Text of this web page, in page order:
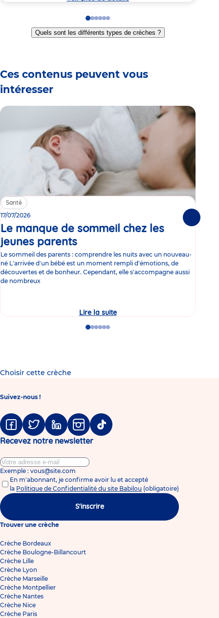
Go
to
slide
Go
to
slide
Go
to
slide
Go
to
slide
Go
to
slide
Go
to
slide
Quels sont les différents types de crèches ?
Ces contenus peuvent vous
intéresser
Santé
17/07/2026
Le manque de sommeil chez les
jeunes parents
Le sommeil des parents : comprendre les nuits avec un nouveau-
né L'arrivée d'un bébé est un moment rempli d'émotions, de
découvertes et de bonheur. Cependant, elle s'accompagne aussi
de nombreux
Lire la suiteLe
manque
GoGoGoGo
GoGo
Choisir cette crèche
Suivez-nous !
FacebookTwitter LinkedinInstagramTiktok
Recevez notre newsletter
Exemple : vous@site.com
En m'abonnant, je confirme avoir lu et accepté
la Politique de Confidentialité du site Babilou (obligatoire)
S'inscrire
Trouver une crèche
Crèche Bordeaux
Crèche Boulogne-Billancourt
Crèche Lille
Crèche Lyon
Crèche Marseille
Crèche Montpellier
Crèche Nantes
Crèche Nice
Crèche Paris